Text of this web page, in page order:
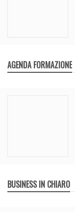
AGENDA FORMAZIONE
BUSINESS IN CHIARO